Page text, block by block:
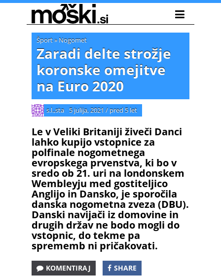
Šport» Nogomet
Zaradi delte strožje
koronske omejitve
na Euro 2020
s.l.,sta 5 julija, 2021 / pred 5 let
Le v Veliki Britaniji živeči Danci
lahko kupijo vstopnice za
polfinale nogometnega
evropskega prvenstva, ki bo v
sredo ob 21. uri na londonskem
Wembleyju med gostiteljico
Anglijo in Dansko, je sporočila
danska nogometna zveza (DBU).
Danski navijači iz domovine in
drugih držav ne bodo mogli do
vstopnic, do tekme pa
sprememb ni pričakovati.
KOMENTIRAJ SHARE